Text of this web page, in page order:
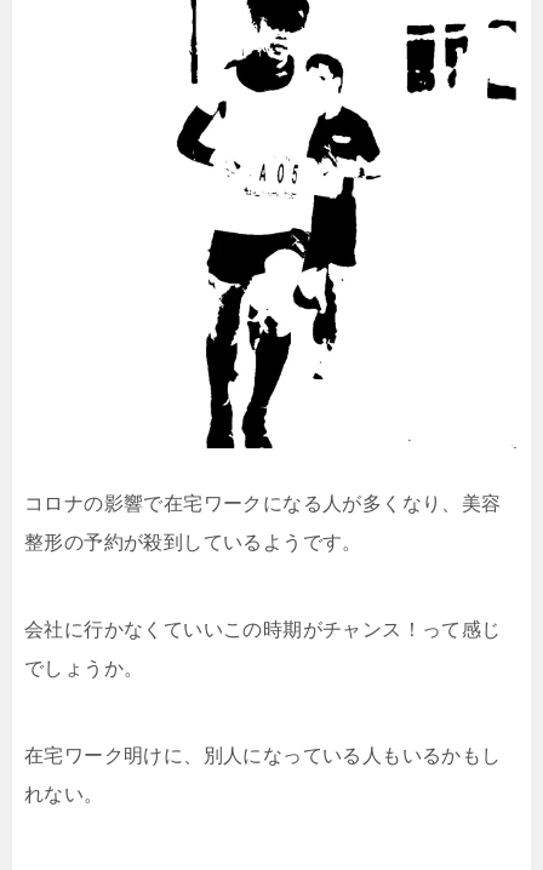
コロナの影響で在宅ワークになる人が多くなり、美容
整形の予約が殺到しているようです。
会社に行かなくていいこの時期がチャンス！って感じ
でしょうか。
在宅ワーク明けに、別人になっている人もいるかもし
れない。